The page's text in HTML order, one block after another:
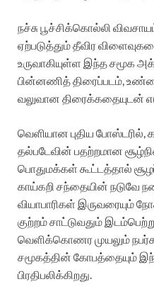
நச்சு பூச்சிக்கொல்லி
ஏற்படுத்தும் தீவிர
உருவாகியுள்ள இந்த
பின்னணித் திரைப்படம்,
வலுவான திரைக்கதையுடன்
வெளியான புதிய
தல்படேவின் பதற்றமான
பொதுமக்கள் கூட்டத்தால்
காய்கறி சந்தையின் நடுவே
வியாபாரிகள் இருவரையும்
குற்றம் சாட்டுவதும்
வெளிக்கொணர முயலும்
சமூகத்தின் கோபத்தையும்
பிரதிபலிக்கிறது.